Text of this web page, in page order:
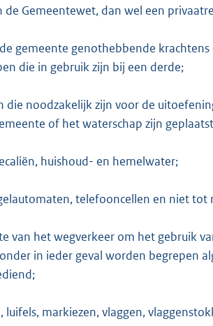
de Gemeentewet, dan wel een
gemeente genothebbende
die in gebruik zijn bij een derde;
noodzakelijk zijn voor de
of het waterschap zijn
huishoud- en hemelwater;
telefooncellen en niet
van het wegverkeer om het gebruik
in ieder geval worden begrepen
markiezen, vlaggen,